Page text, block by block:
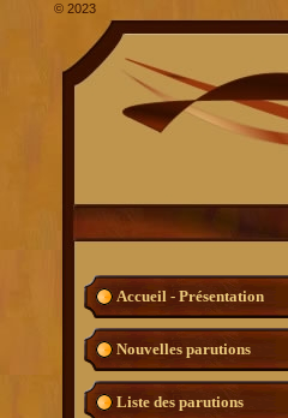
Accueil - Présentation
Nouvelles parutions
Liste des parutions
© 2023